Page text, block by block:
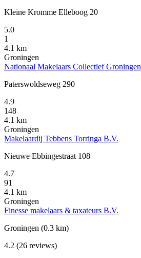
Kleine Kromme Elleboog 20
5.0
1
4.1 km
Groningen
Nationaal Makelaars Collectief Groningen
Paterswoldseweg 290
4.9
148
4.1 km
Groningen
Makelaardij Tebbens Torringa B.V.
Nieuwe Ebbingestraat 108
4.7
91
4.1 km
Groningen
Finesse makelaars & taxateurs B.V.
Groningen (0.3 km)
4.2 (26 reviews)